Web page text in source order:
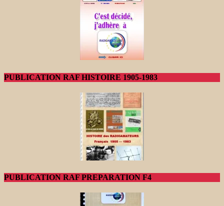
PUBLICATION RAF HISTOIRE 1905-1983
PUBLICATION RAF PREPARATION F4